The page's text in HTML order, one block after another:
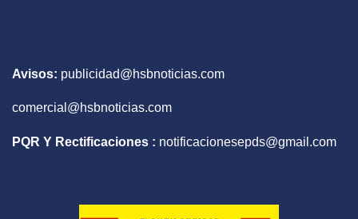
Avisos: publicidad@hsbnoticias.com
comercial@hsbnoticias.com
PQR Y Rectificaciones : notificacionesepds@gmail.com